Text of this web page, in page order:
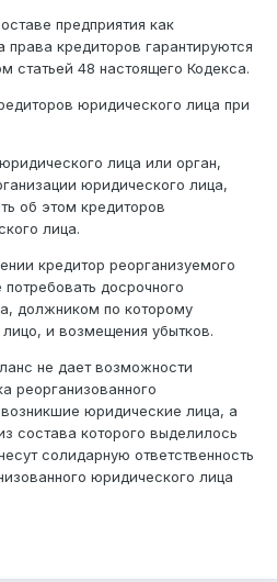
предприятия как
кредиторов гарантируются
статьей 48 настоящего Кодекса.
юридического лица при
лица или орган,
юридического лица,
об этом кредиторов
лица.
кредитор реорганизуемого
досрочного
должником по которому
и возмещения убытков.
не дает возможности
реорганизованного
юридические лица, а
состава которого выделилось
солидарную ответственность
юридического лица